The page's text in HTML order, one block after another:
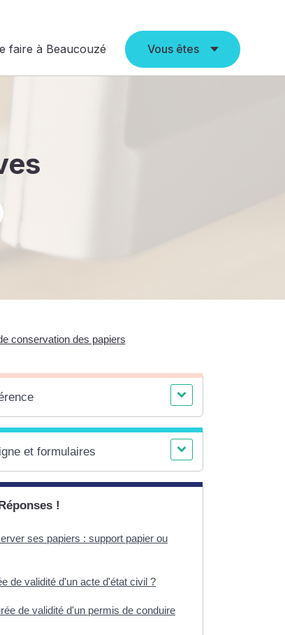
faire à Beaucouzé Vous êtes
conservation des papiers
et formulaires
!
ses papiers : support papier ou
de validité d'un acte d'état civil ?
de validité d'un permis de conduire